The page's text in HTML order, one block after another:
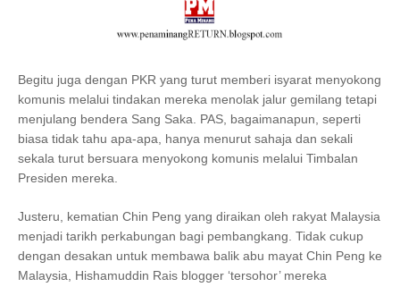
Begitu juga dengan PKR yang turut memberi isyarat menyokong
komunis melalui tindakan mereka menolak jalur gemilang tetapi
menjulang bendera Sang Saka. PAS, bagaimanapun, seperti
biasa tidak tahu apa-apa, hanya menurut sahaja dan sekali
sekala turut bersuara menyokong komunis melalui Timbalan
Presiden mereka.
Justeru, kematian Chin Peng yang diraikan oleh rakyat Malaysia
menjadi tarikh perkabungan bagi pembangkang. Tidak cukup
dengan desakan untuk membawa balik abu mayat Chin Peng ke
Malaysia, Hishamuddin Rais blogger ‘tersohor’ mereka